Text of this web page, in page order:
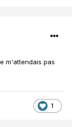
m'attendais pas
1